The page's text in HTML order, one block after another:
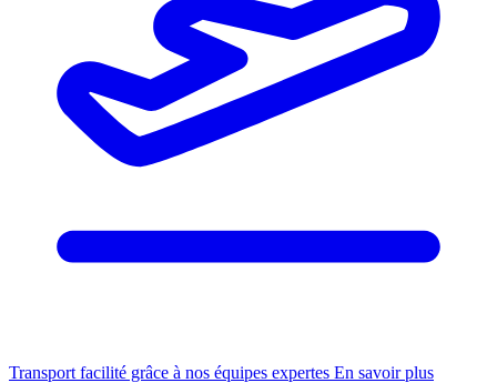
Transport facilité grâce à nos équipes expertes En savoir plus